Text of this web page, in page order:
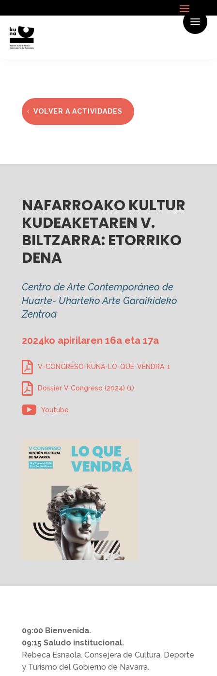
VOLVER A ACTIVIDADES
NAFARROAKO KULTUR
KUDEAKETAREN V.
BILTZARRA: ETORRIKO
DENA
Centro de Arte Contemporáneo de
Huarte- Uharteko Arte Garaikideko
Zentroa
2024ko apirilaren 16a eta 17a
V-CONGRESO-KUNA-LO-QUE-VENDRA-1
Dossier V Congreso (2024) (1)
Youtube
09:00 Bienvenida.
09:15 Saludo institucional.
Rebeca Esnaola. Consejera de Cultura, Deporte
y Turismo del Gobierno de Navarra.